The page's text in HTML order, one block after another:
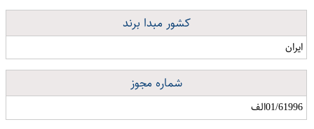
کشور مبدا برند
ایران
شماره مجوز
01/61996الف